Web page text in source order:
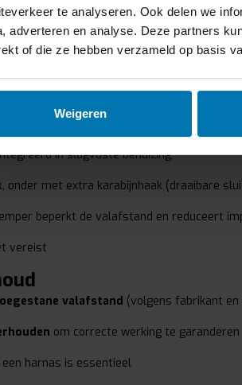
te analyseren. Ook delen we
adverteren en analyse. Deze partners
of die ze hebben verzameld op basis
Weigeren
rolt automatisch op en blokkeert direct bij
in slagvaste behuizing
onder met extra karabijnhaak (draaibare
beperkt de valafstand en reduceert
vereist
valafstand (volgens fabrikant en
om correcte werking te garanderen
een harnas is essentieel